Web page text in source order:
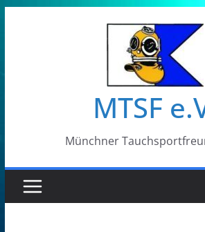
MTSF
Münchner